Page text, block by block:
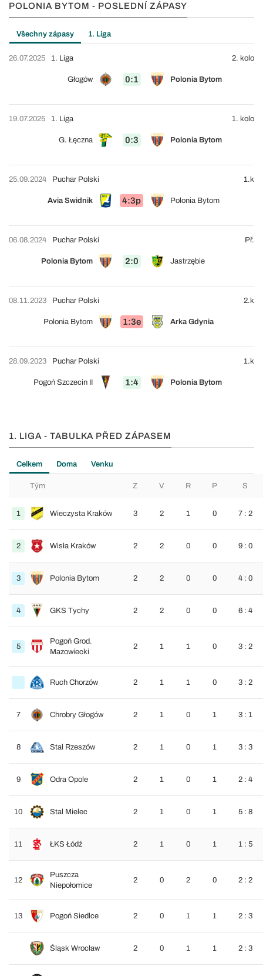
POLONIA BYTOM - POSLEDNÍ ZÁPASY
Všechny zápasy 1. Liga
26.07.2025
Głogów 0:1 Polonia Bytom
1. Liga 2. kolo
19.07.2025
G. Łęczna 0:3 Polonia Bytom
1. Liga 1. kolo
25.09.2024
Avia Swidnik 4:3p Polonia Bytom
Puchar Polski 1.k
06.08.2024
Polonia Bytom 2:0 Jastrzębie
Puchar Polski Př.
08.11.2023
Polonia Bytom 1:3e Arka Gdynia
Puchar Polski 2.k
28.09.2023
Pogoń Szczecin II 1:4 Polonia Bytom
Puchar Polski 1.k
1. LIGA - TABULKA PŘED ZÁPASEM
Celkem Doma Venku
Tým Z V R P S
1 Wieczysta Kraków 3 2 1 0 7 : 2
2 Wisła Kraków 2 2 0 0 9 : 0
3 Polonia Bytom 2 2 0 0 4 : 0
4 GKS Tychy 2 2 0 0 6 : 4
5
Pogoń Grod.
Mazowiecki
2 1 1 0 3 : 2
Ruch Chorzów 2 1 1 0 3 : 2
7 Chrobry Głogów 2 1 0 1 3 : 1
8 Stal Rzeszów 2 1 0 1 3 : 3
9 Odra Opole 2 1 0 1 2 : 4
10 Stal Mielec 2 1 0 1 5 : 8
11 ŁKS Łódź 2 1 0 1 1 : 5
12
Puszcza
Niepołomice
2 0 2 0 2 : 2
13 Pogoń Siedlce 2 0 1 1 2 : 3
Śląsk Wrocław 2 0 1 1 2 : 3